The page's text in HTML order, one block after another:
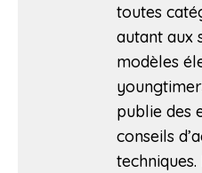
toutes
autant aux
modèles
publie des
conseils